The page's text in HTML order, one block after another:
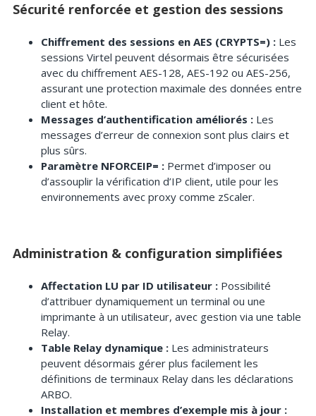
Sécurité renforcée et gestion des sessions
Chiffrement des sessions en AES (CRYPTS=) : Les
sessions Virtel peuvent désormais être sécurisées
avec du chiffrement AES-128, AES-192 ou AES-256,
assurant une protection maximale des données entre
client et hôte.
Messages d’authentification améliorés : Les
messages d’erreur de connexion sont plus clairs et
plus sûrs.
Paramètre NFORCEIP= : Permet d’imposer ou
d’assouplir la vérification d’IP client, utile pour les
environnements avec proxy comme zScaler.
Administration & configuration simplifiées
Affectation LU par ID utilisateur : Possibilité
d’attribuer dynamiquement un terminal ou une
imprimante à un utilisateur, avec gestion via une table
Relay.
Table Relay dynamique : Les administrateurs
peuvent désormais gérer plus facilement les
définitions de terminaux Relay dans les déclarations
ARBO.
Installation et membres d’exemple mis à jour :